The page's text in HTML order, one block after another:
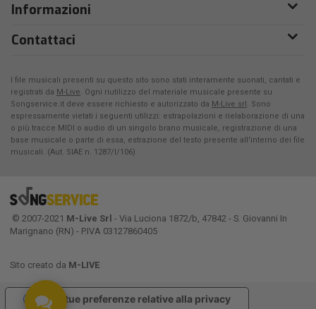
Informazioni
Contattaci
I file musicali presenti su questo sito sono stati interamente suonati, cantati e
registrati da M-Live. Ogni riutilizzo del materiale musicale presente su
Songservice.it deve essere richiesto e autorizzato da M-Live srl. Sono
espressamente vietati i seguenti utilizzi: estrapolazioni e rielaborazione di una
o più tracce MIDI o audio di un singolo brano musicale, registrazione di una
base musicale o parte di essa, estrazione del testo presente all'interno dei file
musicali. (Aut. SIAE n. 1287/I/106)
© 2007-2021 M-Live Srl - Via Luciona 1872/b, 47842 - S. Giovanni In
Marignano (RN) - P.IVA 03127860405
Sito creato da M-LIVE
Le tue preferenze relative alla privacy